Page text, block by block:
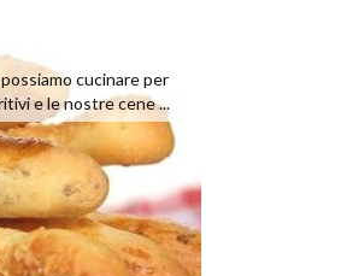
cucinare per
e le nostre cene ...